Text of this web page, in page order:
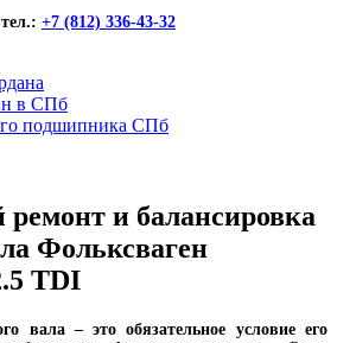
+7 (812) 336-43-32
в СПб
подшипника СПб
и балансировка
Фольксваген
TDI
вала – это обязательное условие его